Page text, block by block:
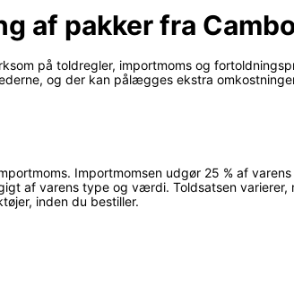
af pakker fra
på toldregler, importmoms og
og der kan pålægges ekstra
Importmomsen udgør 25 % af
af varens type og værdi. Toldsatsen
inden du bestiller.